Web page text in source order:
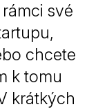
své
chcete
k tomu
krátkých